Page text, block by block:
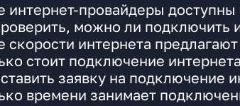
интернет-провайдеры
можно ли подключить
скорости интернета
стоит подключение
заявку на подключение
времени занимает